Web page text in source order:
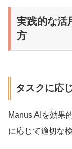
実践的な活
方
タスクに応
Manus AIを効果
に応じて適切な